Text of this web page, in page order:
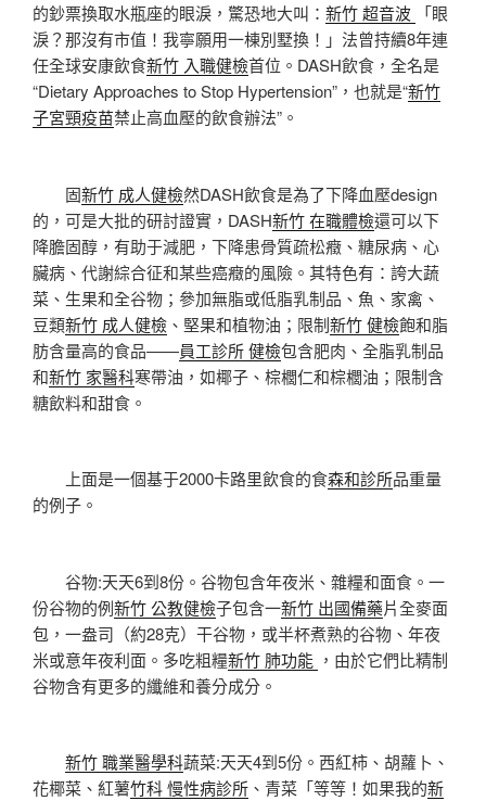
的鈔票換取水瓶座的眼淚，驚恐地大叫： 新竹 超音波
「眼
淚？那沒有市值！我寧願用一棟別墅換！」法曾持續8年連
任全球安康飲食新竹 入職健檢首位。DASH飲食，全名是
“Dietary Approaches to Stop Hypertension”，也就是“新竹
子宮頸疫苗禁止高血壓的飲食辦法”。
固新竹 成人健檢然DASH飲食是為了下降血壓design
的，可是大批的研討證實，DASH新竹 在職體檢還可以下
降膽固醇，有助于減肥，下降患骨質疏松癥、糖尿病、心
臟病、代謝綜合征和某些癌癥的風險。其特色有：誇大蔬
菜、生果和全谷物；參加無脂或低脂乳制品、魚、家禽、
豆類新竹 成人健檢 、堅果和植物油；限制新竹 健檢飽和脂
肪含量高的食品——員工診所 健檢包含肥肉、全脂乳制品
和新竹 家醫科寒帶油，如椰子、棕櫚仁和棕櫚油；限制含
糖飲料和甜食。
上面是一個基于2000卡路里飲食的食森和診所品重量
的例子。
谷物:天天6到8份。谷物包含年夜米、雜糧和面食。一
份谷物的例新竹 公教健檢子包含一新竹 出國備藥片全麥面
包，一盎司（約28克）干谷物，或半杯煮熟的谷物、年夜
米或意年夜利面。多吃粗糧新竹 肺功能 ，由於它們比精制
谷物含有更多的纖維和養分成分。
新竹 職業醫學科蔬菜:天天4到5份。西紅柿、胡蘿卜、
花椰菜、紅薯竹科 慢性病診所 、青菜「等等！如果我的新